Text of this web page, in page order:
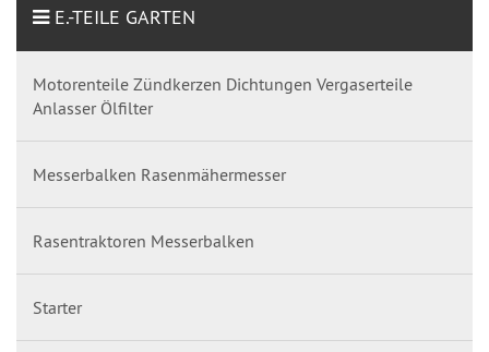
E.-TEILE GARTEN
Motorenteile Zündkerzen Dichtungen Vergaserteile
Anlasser Ölfilter
Messerbalken Rasenmähermesser
Rasentraktoren Messerbalken
Starter